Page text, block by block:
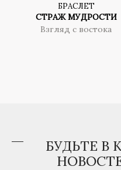
БРАСЛЕТ
СТРАЖ МУДРОСТИ
Взгляд с востока
БУДЬТЕ В